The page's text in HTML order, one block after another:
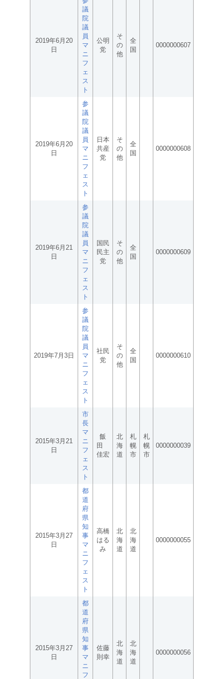
2019年6月20
日
議
院
議
員
マ
ニ
フ
ェ
ス
ト
公明
党
そ
の
他
全
国
0000000607
2019年6月20
日
参
議
院
議
員
マ
ニ
フ
ェ
ス
ト
日本
共産
党
そ
の
他
全
国
0000000608
2019年6月21
日
参
議
院
議
員
マ
ニ
フ
ェ
ス
ト
国民
民主
党
そ
の
他
全
国
0000000609
2019年7月3日
参
議
院
議
員
マ
ニ
フ
ェ
ス
ト
社民
党
そ
の
他
全
国
0000000610
2015年3月21
日
市
長
マ
ニ
フ
ェ
ス
ト
飯
田
佳宏
北
海
道
札
幌
市
札
幌
市
0000000039
2015年3月27
日
都
道
府
県
知
事
マ
ニ
フ
ェ
ス
ト
高橋
はる
み
北
海
道
北
海
道
0000000055
2015年3月27
日
都
道
府
県
知
事
マ
ニ
フ
佐藤
則幸
北
海
道
北
海
道
0000000056